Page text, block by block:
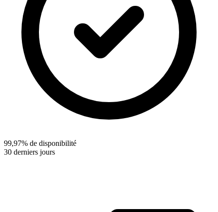
99,97% de disponibilité
30 derniers jours